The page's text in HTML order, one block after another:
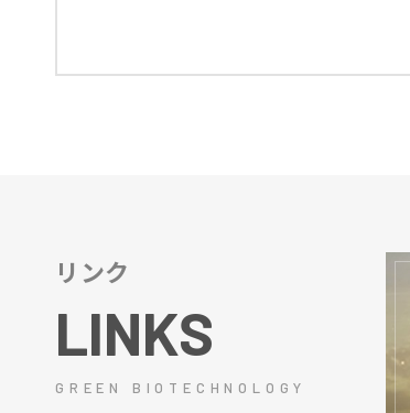
リンク
LINKS
GREEN BIOTECHNOLOGY